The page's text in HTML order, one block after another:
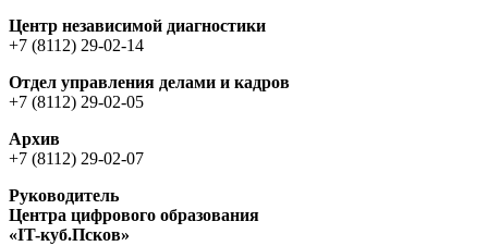
Центр независимой диагностики
+7 (8112) 29-02-14
Отдел управления делами и кадров
+7 (8112) 29-02-05
Архив
+7 (8112) 29-02-07
Руководитель
Центра цифрового образования
«IT-куб.Псков»